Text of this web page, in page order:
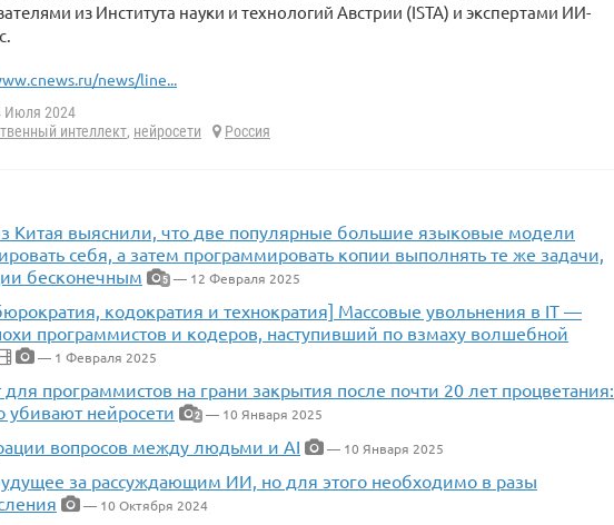
из Института науки и технологий Австрии (ISTA) и экспертами ИИ-
news/line...
Июля 2024
интеллект, нейросети
Россия
Китая выяснили, что две популярные большие языковые модели
себя, а затем программировать копии выполнять те же задачи,
бесконечным
5 — 12 Февраля 2025
кодократия и технократия] Массовые увольнения в IT —
программистов и кодеров, наступивший по взмаху волшебной
— 1 Февраля 2025
программистов на грани закрытия после почти 20 лет процветания:
убивают нейросети
2 — 10 Января 2025
вопросов между людьми и AI
— 10 Января 2025
за рассуждающим ИИ, но для этого необходимо в разы
— 10 Октября 2024